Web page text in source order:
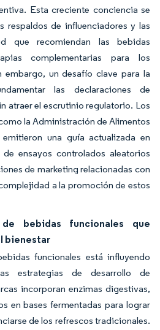
Esta creciente conciencia se
respaldos de influenciadores y las
que recomiendan las bebidas
complementarias para los
embargo, un desafío clave para la
las declaraciones de
atraer el escrutinio regulatorio. Los
la Administración de Alimentos
una guía actualizada en
ensayos controlados aleatorios
de marketing relacionadas con
a la promoción de estos
bebidas funcionales que
bienestar
funcionales está influyendo
estrategias de desarrollo de
incorporan enzimas digestivas,
en bases fermentadas para lograr
de los refrescos tradicionales.